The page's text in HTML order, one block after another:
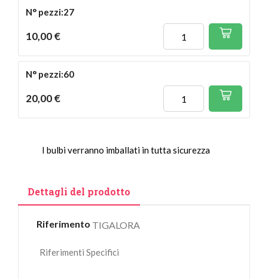
N° pezzi:27
10,00 €
N° pezzi:60
20,00 €
I bulbi verranno imballati in tutta sicurezza
Dettagli del prodotto
Riferimento TIGALORA
Riferimenti Specifici